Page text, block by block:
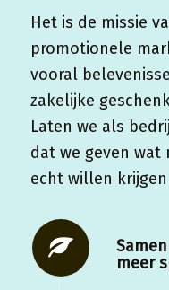
Het is de missie
promotionele
vooral
zakelijke
Laten we als
dat we geven wat
echt willen
meer